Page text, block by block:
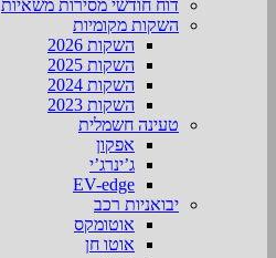
דוח חודשי מסירות משאיות
השקות מקומיות
השקות 2026
השקות 2025
השקות 2024
השקות 2023
טעינה חשמלית
אפקון
ג’ינרג’י
EV-edge
יבואניות רכב
אוטומקס
אוטו חן